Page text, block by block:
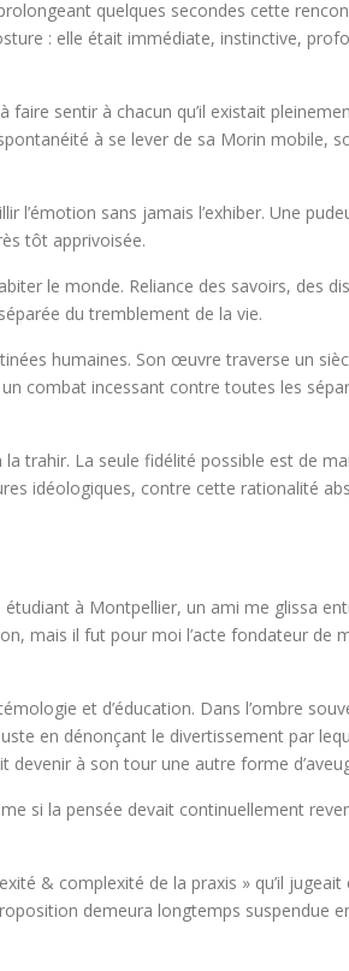
quelques secondes cette
: elle était immédiate, instinctive,
sentir à chacun qu’il existait
à se lever de sa Morin mobile,
l’émotion sans jamais l’exhiber. Une
tôt apprivoisée.
le monde. Reliance des savoirs, des
du tremblement de la vie.
humaines. Son œuvre traverse un
combat incessant contre toutes les
trahir. La seule fidélité possible est de
idéologiques, contre cette rationalité
étudiant à Montpellier, un ami me glissa
mais il fut pour moi l’acte fondateur de
et d’éducation. Dans l’ombre
en dénonçant le divertissement par
devenir à son tour une autre forme
si la pensée devait continuellement
& complexité de la praxis » qu’il jugeait
demeura longtemps suspendue